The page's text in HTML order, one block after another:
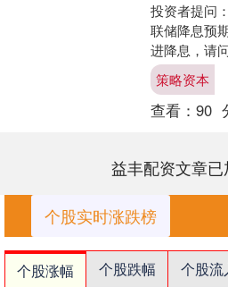
投资者提问
联储降息预
进降息，请
响？ 董秘回
敬的投资....
策略资本
查看： 90
益丰配资文章
个股实时涨跌榜
个股涨幅 个股跌幅 个股流